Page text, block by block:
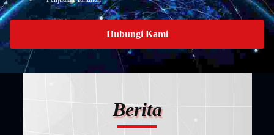
Hubungi Kami
Berita